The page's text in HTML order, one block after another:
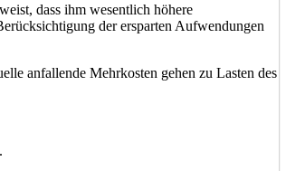
dass ihm wesentlich höhere
der ersparten Aufwendungen
anfallende Mehrkosten gehen zu Lasten des